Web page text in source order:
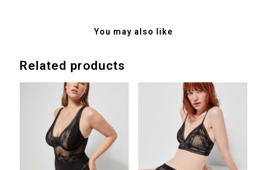
You may also like
Related products